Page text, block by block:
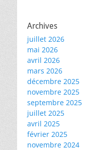
Archives
juillet 2026
mai 2026
avril 2026
mars 2026
décembre 2025
novembre 2025
septembre 2025
juillet 2025
avril 2025
février 2025
novembre 2024